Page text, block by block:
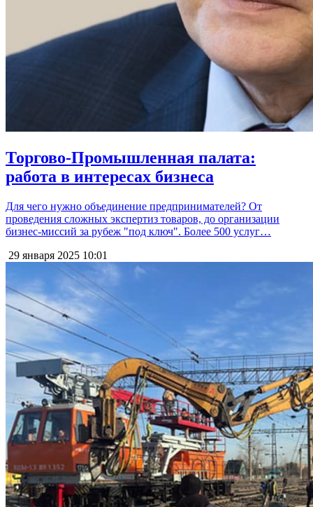
Торгово-Промышленная палата:
работа в интересах бизнеса
Для чего нужно объединение предпринимателей? От
проведения сложных экспертиз товаров, до организации
бизнес-миссий за рубеж "под ключ". Более 500 услуг…
29 января 2025 10:01